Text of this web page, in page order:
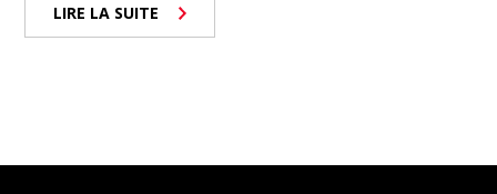
LIRE LA SUITE